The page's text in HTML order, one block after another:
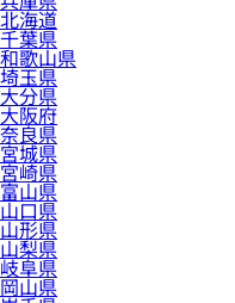
北海道
千葉県
和歌山県
埼玉県
大分県
大阪府
奈良県
宮城県
宮崎県
富山県
山口県
山形県
山梨県
岐阜県
岡山県